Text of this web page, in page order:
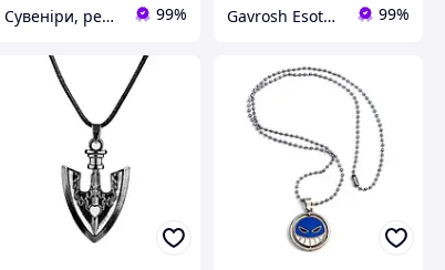
Сувеніри, релігійні товари 99% Gavrosh Esoteric Store. Books & Tarot 99%